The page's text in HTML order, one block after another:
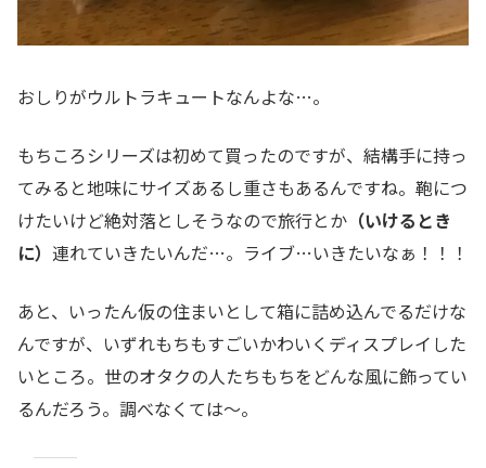
おしりがウルトラキュートなんよな…。
もちころシリーズは初めて買ったのですが、結構手に持っ
てみると地味にサイズあるし重さもあるんですね。鞄につ
けたいけど絶対落としそうなので旅行とか （いけるとき
に） 連れていきたいんだ…。ライブ…いきたいなぁ！！！
あと、いったん仮の住まいとして箱に詰め込んでるだけな
んですが、いずれもちもすごいかわいくディスプレイした
いところ。世のオタクの人たちもちをどんな風に飾ってい
るんだろう。調べなくては～。